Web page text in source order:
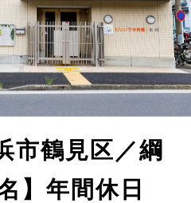
市鶴見区／綱
】年間休日